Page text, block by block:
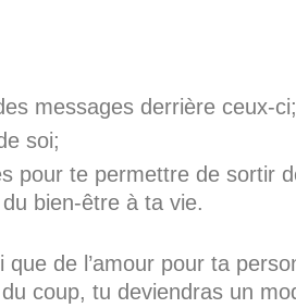
messages derrière ceux-ci;
soi;
pour te permettre de sortir
bien-être à ta vie.
de l’amour pour ta
coup, tu deviendras un